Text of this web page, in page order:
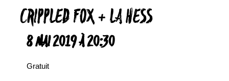
CRIPPLED FOX + LA HESS
8 MAI 2019 À 20:30
Gratuit